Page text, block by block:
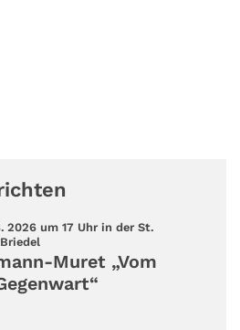
2026 um 17 Uhr in der St.
Muret „Vom